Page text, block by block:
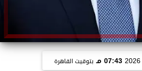
07:43 مـ بتوقيت القاهرة